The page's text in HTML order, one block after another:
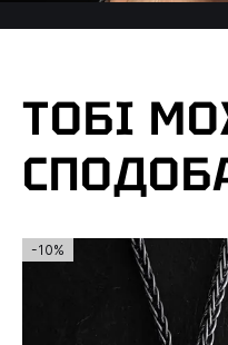
ТОБІ
-10%